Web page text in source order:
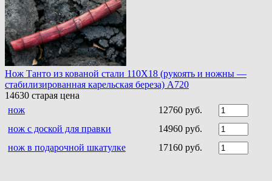
Нож Танто из кованой стали 110Х18 (рукоять и ножны —
стабилизированная карельская береза) A720
14630 старая цена
нож
12760 руб.
нож с доской для правки
14960 руб.
нож в подарочной шкатулке
17160 руб.